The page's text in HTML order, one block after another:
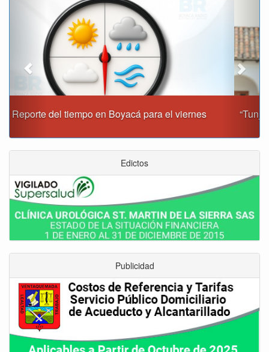
“Tunja nos ha dado demasiado y no podemos fallarle en
Edictos
Publicidad